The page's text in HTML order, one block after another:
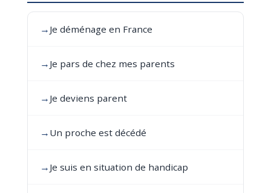
→ Je déménage en France
→ Je pars de chez mes parents
→ Je deviens parent
→ Un proche est décédé
→ Je suis en situation de handicap